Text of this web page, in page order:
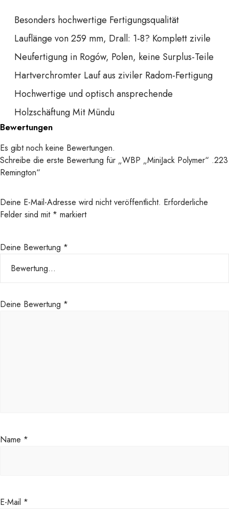
Besonders hochwertige Fertigungsqualität
Lauflänge von 259 mm, Drall: 1-8? Komplett zivile
Neufertigung in Rogów, Polen, keine Surplus-Teile
Hartverchromter Lauf aus ziviler Radom-Fertigung
Hochwertige und optisch ansprechende
Holzschäftung Mit Mündu
Bewertungen
Es gibt noch keine Bewertungen.
Schreibe die erste Bewertung für „WBP „MiniJack Polymer“ .223
Remington“
Deine E-Mail-Adresse wird nicht veröffentlicht. Erforderliche
Felder sind mit * markiert
Deine Bewertung *
Deine Bewertung *
Name *
E-Mail *